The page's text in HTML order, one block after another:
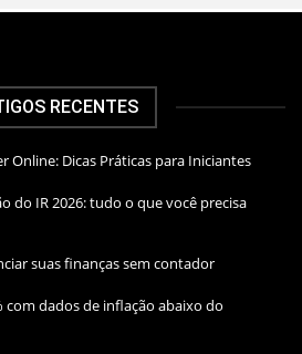
RECENTES
Online: Dicas Práticas para Iniciantes
do IR 2026: tudo o que você precisa
suas finanças sem contador
com dados de inflação abaixo do